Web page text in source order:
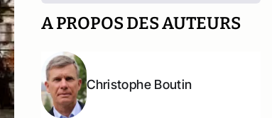
A PROPOS DES AUTEURS
Christophe Boutin